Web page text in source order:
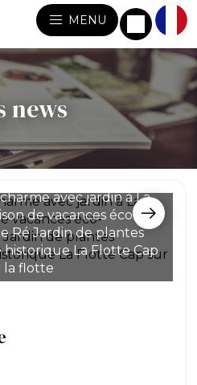
MENU
news
avec jardin à La
de vacances éco-
Ré Jardin de plantes
La Flotte Cap
la flotte